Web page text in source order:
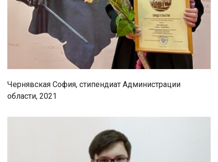
Чернявская София, стипендиат Администрации
области, 2021